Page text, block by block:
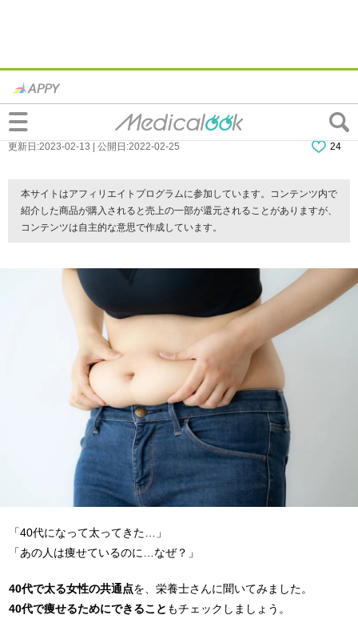
40代で太る女性の6つの共通点。ジワジワ
太るのが怖い…痩せる方法は？
更新日:2023-02-13 | 公開日:2022-02-25 24
本サイトはアフィリエイトプログラムに参加しています。コンテンツ内で
紹介した商品が購入されると売上の一部が還元されることがありますが、
コンテンツは自主的な意思で作成しています。
「40代になって太ってきた…」
「あの人は痩せているのに…なぜ？」
40代で太る女性の共通点を、栄養士さんに聞いてみました。
40代で痩せるためにできること もチェックしましょう。